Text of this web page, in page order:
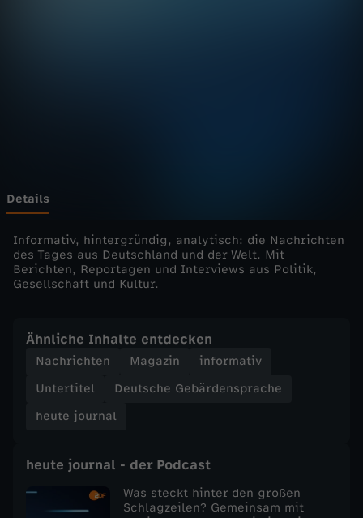
-
h
e
t
e
o
Details
Informativ, hintergründig, analytisch: die Nachrichten
des Tages aus Deutschland und der Welt. Mit
Berichten, Reportagen und Interviews aus Politik,
Gesellschaft und Kultur.
Ähnliche Inhalte entdecken
Nachrichten Magazin
informativ
Untertitel
Deutsche Gebärdensprache
heute journal
heute journal - der Podcast
Was steckt hinter den großen
Schlagzeilen? Gemeinsam mit